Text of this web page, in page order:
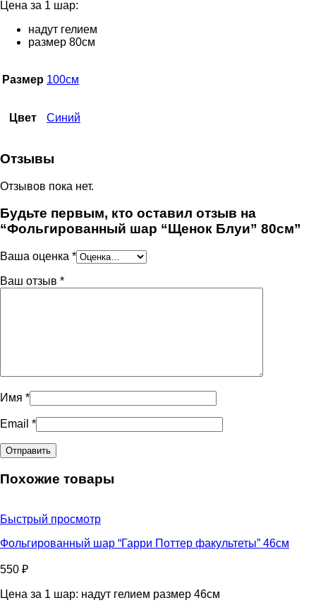
Цена за 1 шар:
надут гелием
размер 80см
Размер 100см
Цвет Синий
Отзывы
Отзывов пока нет.
Будьте первым, кто оставил отзыв на
“Фольгированный шар “Щенок Блуи” 80см”
Ваша оценка *
Ваш отзыв *
Имя *
Email *
Похожие товары
Быстрый просмотр
Фольгированный шар “Гарри Поттер факультеты” 46см
550 ₽
Цена за 1 шар: надут гелием размер 46см